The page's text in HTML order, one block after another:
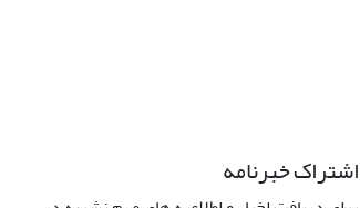
اشتراک خبرنامه